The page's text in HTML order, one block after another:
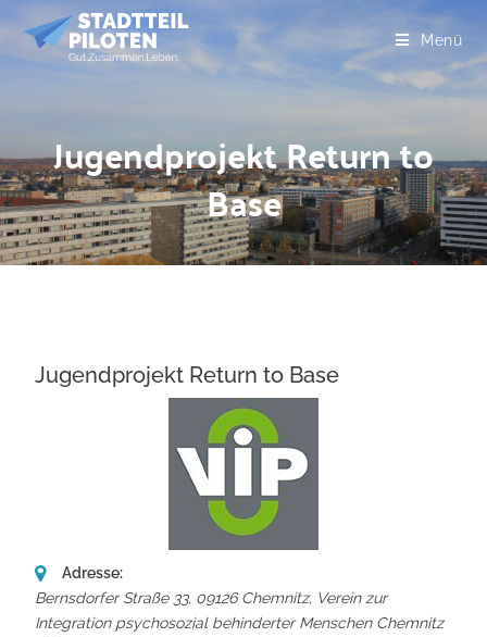
Menü
Jugendprojekt Return to
Base
Jugendprojekt Return to Base
Adresse:
Bernsdorfer Straße 33, 09126 Chemnitz, Verein zur
Integration psychosozial behinderter Menschen Chemnitz